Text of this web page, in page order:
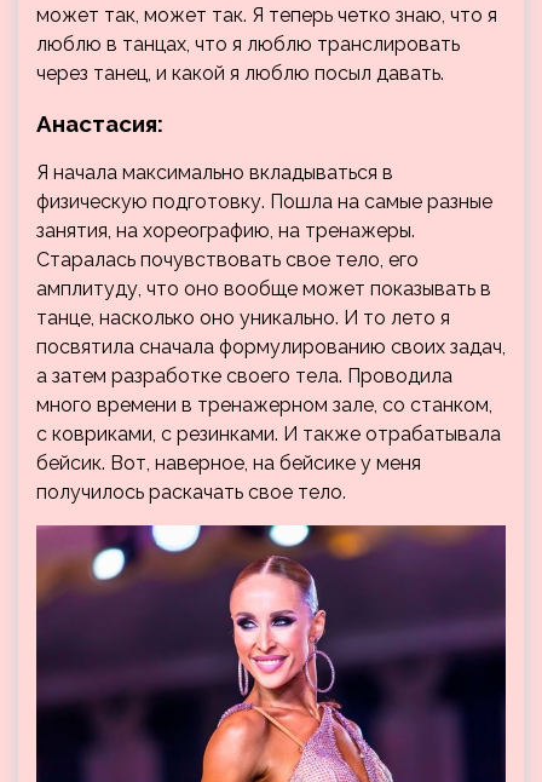
может так, может так. Я теперь четко знаю, что я
люблю в танцах, что я люблю транслировать
через танец, и какой я люблю посыл давать.
Анастасия:
Я начала максимально вкладываться в
физическую подготовку. Пошла на самые разные
занятия, на хореографию, на тренажеры.
Старалась почувствовать свое тело, его
амплитуду, что оно вообще может показывать в
танце, насколько оно уникально. И то лето я
посвятила сначала формулированию своих задач,
а затем разработке своего тела. Проводила
много времени в тренажерном зале, со станком,
с ковриками, с резинками. И также отрабатывала
бейсик. Вот, наверное, на бейсике у меня
получилось раскачать свое тело.